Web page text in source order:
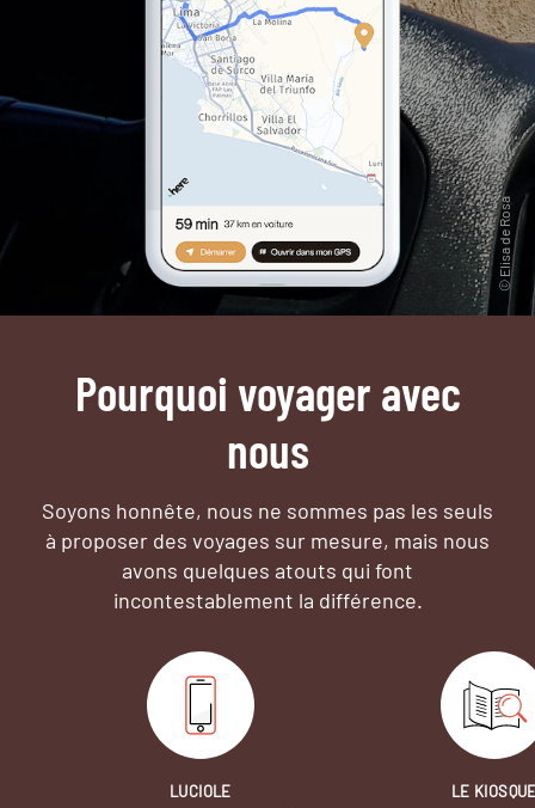
Pourquoi voyager avec
nous
Soyons honnête, nous ne sommes pas les seuls
à proposer des voyages sur mesure, mais nous
avons quelques atouts qui font
incontestablement la différence.
LUCIOLE
LE